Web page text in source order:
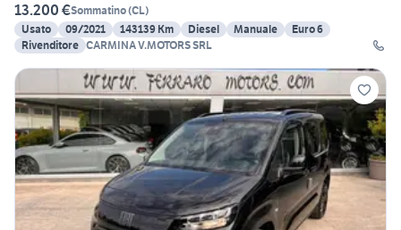
13.200 €Sommatino(CL)
Usato
09/2021 143139 Km Diesel Manuale
Euro 6
Rivenditore CARMINA V.MOTORS SRL